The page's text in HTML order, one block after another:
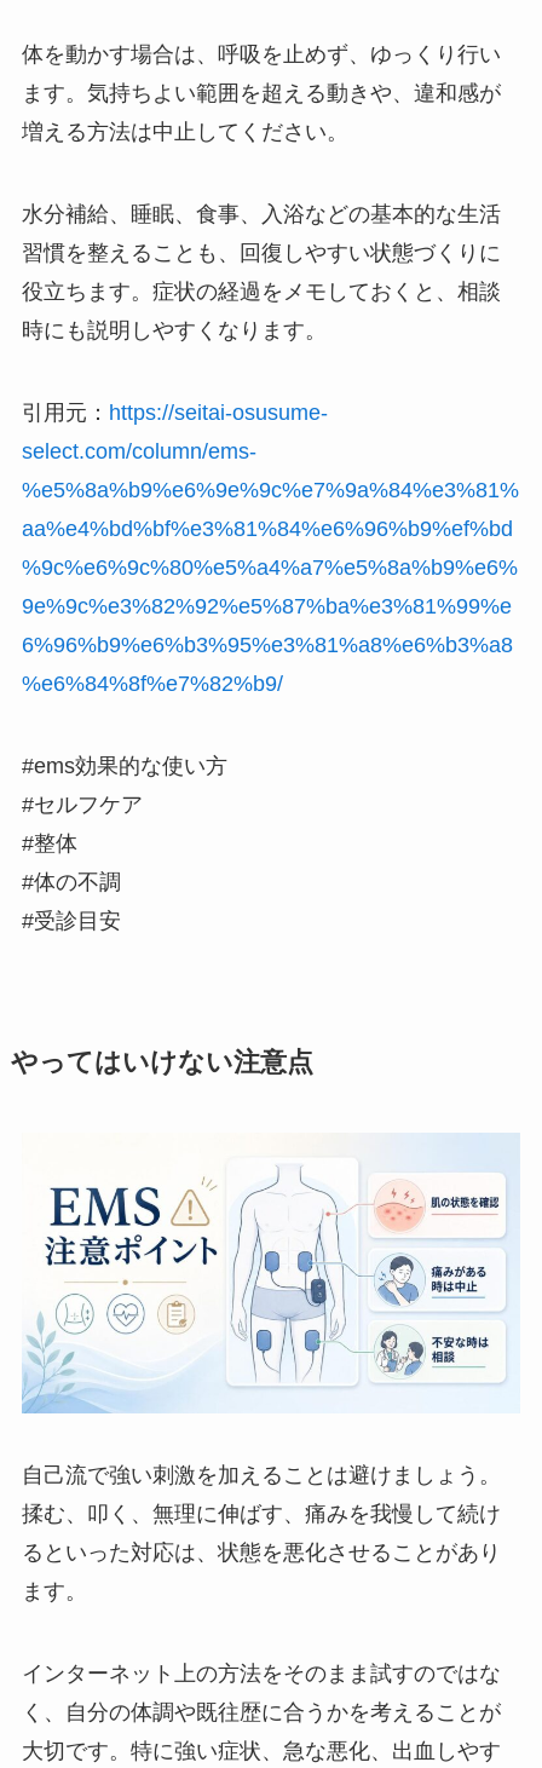
体を動かす場合は、呼吸を止めず、ゆっくり行い
ます。気持ちよい範囲を超える動きや、違和感が
増える方法は中止してください。
水分補給、睡眠、食事、入浴などの基本的な生活
習慣を整えることも、回復しやすい状態づくりに
役立ちます。症状の経過をメモしておくと、相談
時にも説明しやすくなります。
引用元： https://seitai-osusume-
select.com/column/ems-
%e5%8a%b9%e6%9e%9c%e7%9a%84%e3%81%
aa%e4%bd%bf%e3%81%84%e6%96%b9%ef%bd
%9c%e6%9c%80%e5%a4%a7%e5%8a%b9%e6%
9e%9c%e3%82%92%e5%87%ba%e3%81%99%e
6%96%b9%e6%b3%95%e3%81%a8%e6%b3%a8
%e6%84%8f%e7%82%b9/
#ems効果的な使い方
#セルフケア
#整体
#体の不調
#受診目安
やってはいけない注意点
自己流で強い刺激を加えることは避けましょう。
揉む、叩く、無理に伸ばす、痛みを我慢して続け
るといった対応は、状態を悪化させることがあり
ます。
インターネット上の方法をそのまま試すのではな
く、自分の体調や既往歴に合うかを考えることが
大切です。特に強い症状、急な悪化、出血しやす